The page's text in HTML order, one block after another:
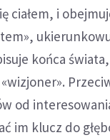
ciałem, i
końca
od
im klucz do